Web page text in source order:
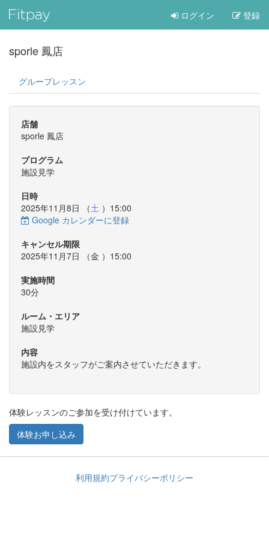
ログイン 登録
sporle 鳳店
グループレッスン
店舗
sporle 鳳店
プログラム
施設見学
日時
2025年11月8日 （土 ）15:00
Google カレンダーに登録
キャンセル期限
2025年11月7日 （金 ）15:00
実施時間
30分
ルーム・エリア
施設見学
内容
施設内をスタッフがご案内させていただきます。
体験レッスンのご参加を受け付けています。
体験お申し込み
利用規約プライバシーポリシー